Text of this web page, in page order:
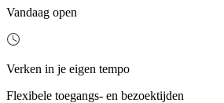
Vandaag open
Verken in je eigen tempo
Flexibele toegangs- en bezoektijden